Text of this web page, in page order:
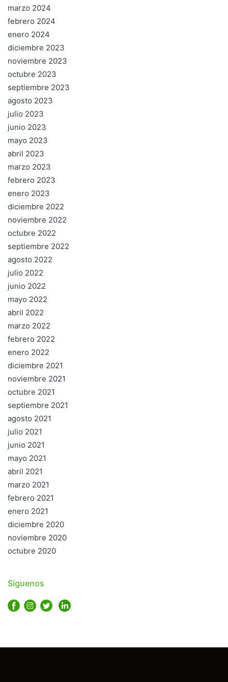
marzo 2024
febrero 2024
enero 2024
diciembre 2023
noviembre 2023
octubre 2023
septiembre 2023
agosto 2023
julio 2023
junio 2023
mayo 2023
abril 2023
marzo 2023
febrero 2023
enero 2023
diciembre 2022
noviembre 2022
octubre 2022
septiembre 2022
agosto 2022
julio 2022
junio 2022
mayo 2022
abril 2022
marzo 2022
febrero 2022
enero 2022
diciembre 2021
noviembre 2021
octubre 2021
septiembre 2021
agosto 2021
julio 2021
junio 2021
mayo 2021
abril 2021
marzo 2021
febrero 2021
enero 2021
diciembre 2020
noviembre 2020
octubre 2020
Síguenos